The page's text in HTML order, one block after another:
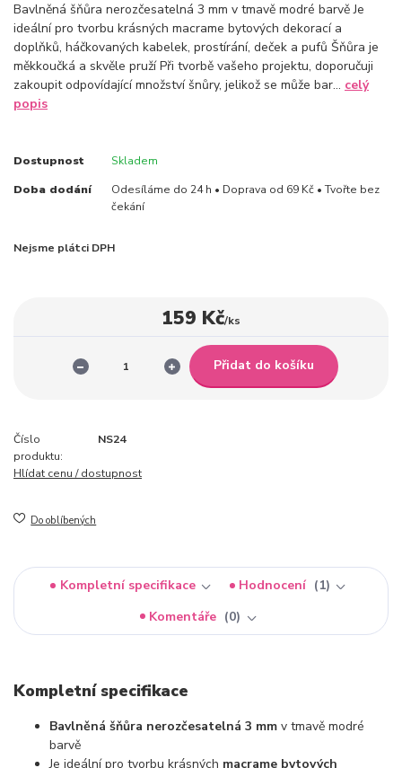
Bavlněná šňůra nerozčesatelná 3 mm v tmavě modré barvě Je
ideální pro tvorbu krásných macrame bytových dekorací a
doplňků, háčkovaných kabelek, prostírání, deček a pufů Šňůra je
měkkoučká a skvěle pruží Při tvorbě vašeho projektu, doporučuji
zakoupit odpovídající množství šnůry, jelikož se může bar... celý
popis
Dostupnost Skladem
Doba dodání
Odesíláme do 24 h • Doprava od 69 Kč • Tvořte bez
čekání
Nejsme plátci DPH
159 Kč/ks
Přidat do košíku
Číslo
produktu:
NS24
Hlídat cenu / dostupnost
Do oblíbených
Kompletní specifikace Hodnocení
1
Komentáře
0
Kompletní specifikace
Bavlněná šňůra nerozčesatelná 3 mm v tmavě modré
barvě
Je ideální pro tvorbu krásných macrame bytových